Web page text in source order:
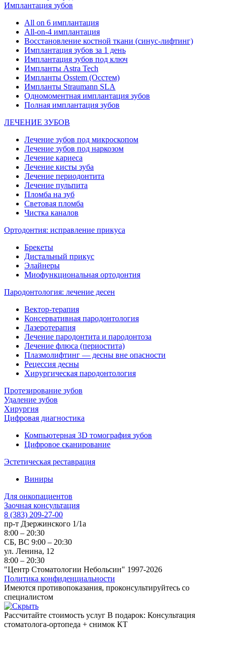
Имплантация зубов
All on 6 имплантация
All-on-4 имплантация
Восстановление костной ткани (синус-лифтинг)
Имплантация зубов за 1 день
Имплантация зубов под ключ
Импланты Astra Tech
Импланты Osstem (Осстем)
Импланты Straumann SLA
Одномоментная имплантация зубов
Полная имплантация зубов
ЛЕЧЕНИЕ ЗУБОВ
Лечение зубов под микроскопом
Лечение зубов под наркозом
Лечение кариеса
Лечение кисты зуба
Лечение периодонтита
Лечение пульпита
Пломба на зуб
Световая пломба
Чистка каналов
Ортодонтия: исправление прикуса
Брекеты
Дистальный прикус
Элайнеры
Миофункциональная ортодонтия
Пародонтология: лечение десен
Вектор-терапия
Консервативная пародонтология
Лазеротерапия
Лечение пародонтита и пародонтоза
Лечение флюса (периостита)
Плазмолифтинг — десны вне опасности
Рецессия десны
Хирургическая пародонтология
Протезирование зубов
Удаление зубов
Хирургия
Цифровая диагностика
Компьютерная 3D томография зубов
Цифровое сканирование
Эстетическая реставрация
Виниры
Для онкопациентов
Заочная консультация
8 (383) 209-27-00
пр-т Дзержинского 1/1а
8:00 – 20:30
СБ, ВС 9:00 – 20:30
ул. Ленина, 12
8:00 – 20:30
"Центр Стоматологии Небольсин" 1997-2026
Политика конфиденциальности
Имеются противопоказания, проконсультируйтесь со
специалистом
Рассчитайте стоимость услуг В подарок: Консультация
стоматолога-ортопеда + снимок КТ